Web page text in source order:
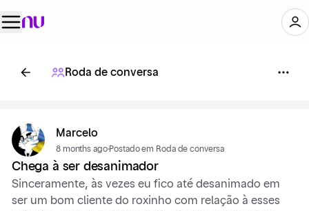
Roda de conversa
Marcelo
8 months ago·Postado em Roda de conversa
Chega à ser desanimador
Sinceramente, às vezes eu fico até desanimado em
ser um bom cliente do roxinho com relação à esses